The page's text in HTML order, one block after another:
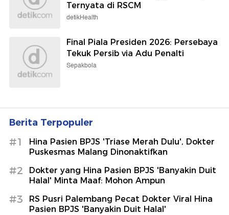
Ternyata di RSCM
detikHealth
Final Piala Presiden 2026: Persebaya
Tekuk Persib via Adu Penalti
Sepakbola
Berita Terpopuler
#1
Hina Pasien BPJS 'Triase Merah Dulu', Dokter
Puskesmas Malang Dinonaktifkan
#2
Dokter yang Hina Pasien BPJS 'Banyakin Duit
Halal' Minta Maaf: Mohon Ampun
#3
RS Pusri Palembang Pecat Dokter Viral Hina
Pasien BPJS 'Banyakin Duit Halal'